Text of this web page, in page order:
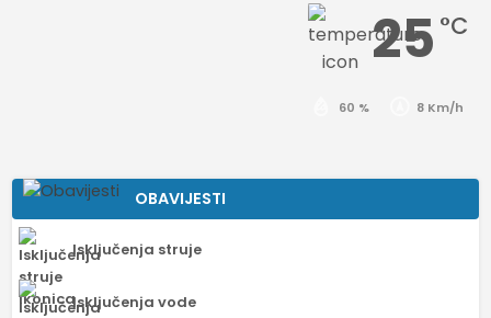
25 °C
60 % 8 Km/h
OBAVIJESTI
Isključenja struje
Isključenja vode